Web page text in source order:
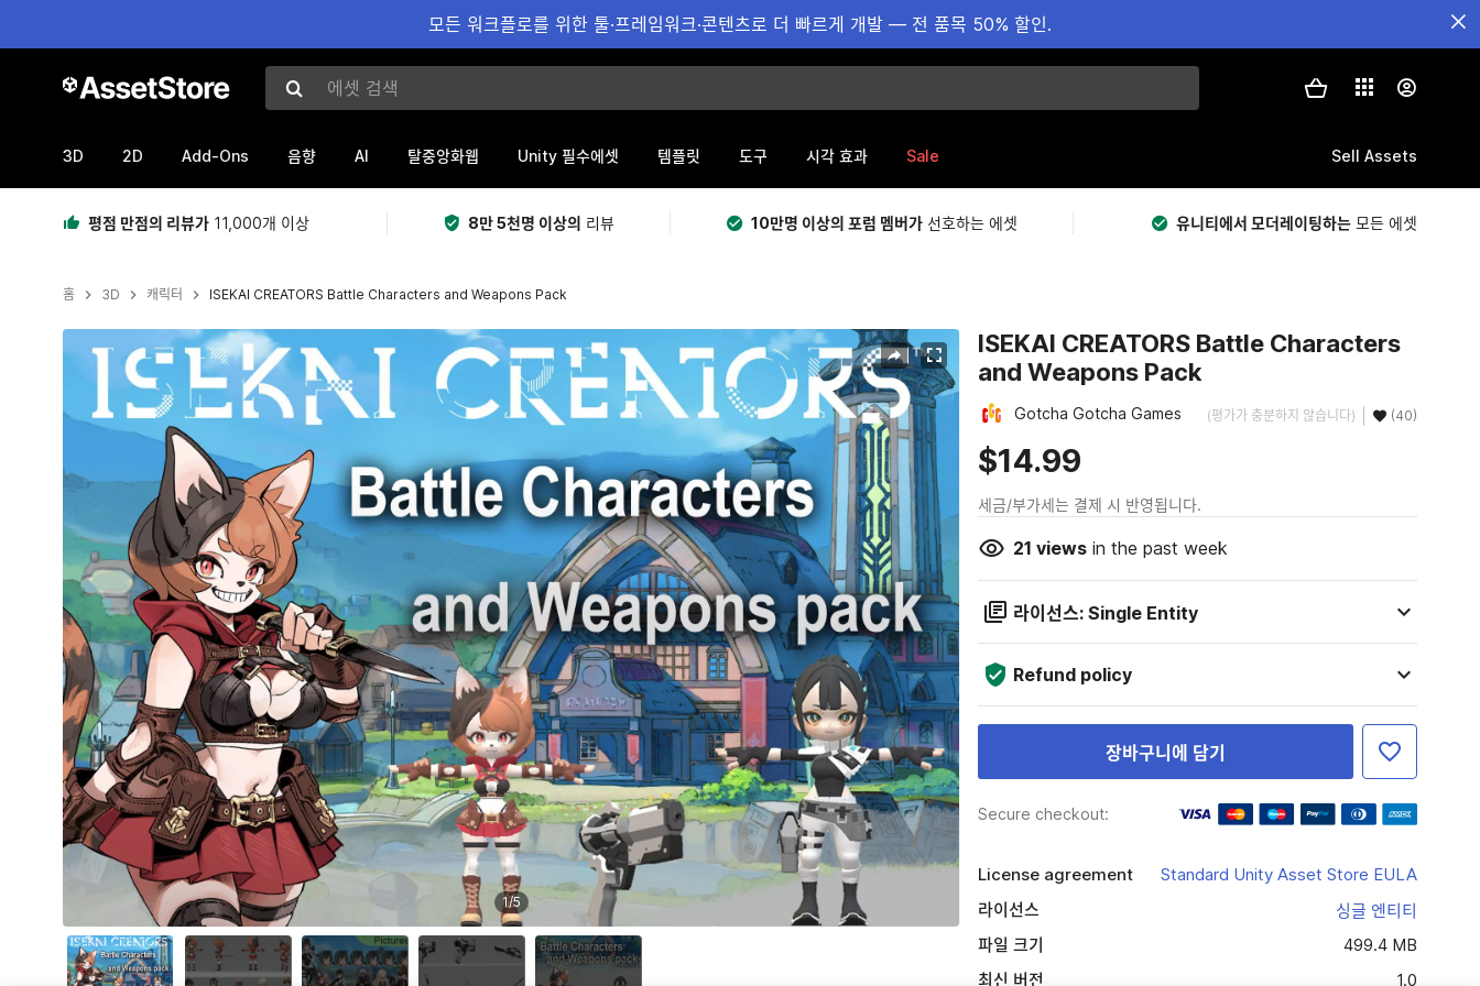
모든 워크플로를 위한 툴·프레임워크·콘텐츠로 더 빠르게 개발 — 전 품목 50% 할인.
에셋 검색
3D 2D Add-Ons 음향 AI 탈중앙화웹 Unity 필수에셋 템플릿 도구 시각 효과 Sale Sell Assets
평점 만점의 리뷰가 11,000개 이상 8만 5천명 이상의 리뷰 10만명 이상의 포럼 멤버가 선호하는 에셋 유니티에서 모더레이팅하는 모든 에셋
홈 3D 캐릭터 ISEKAI CREATORS Battle Characters and Weapons Pack
현재 슬라이드: 1 / 5
1/5
ISEKAI CREATORS Battle Characters
and Weapons Pack
Gotcha Gotcha Games (평가가 충분하지 않습니다) (40)
$14.99
세금/부가세는 결제 시 반영됩니다.
21 viewsin the past week
라이선스: Single Entity
Refund policy
장바구니에 담기
Secure checkout:
License agreement
Standard Unity Asset Store EULA
라이선스
싱글 엔티티
파일 크기
499.4 MB
최신 버전
1.0